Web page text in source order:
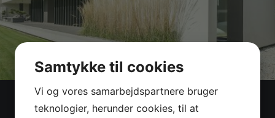
Samtykke til cookies
Vi og vores samarbejdspartnere bruger
teknologier, herunder cookies, til at